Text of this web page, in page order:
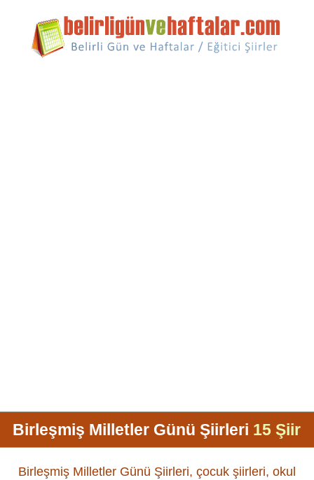
Birleşmiş Milletler Günü Şiirleri 15 Şiir
Birleşmiş Milletler Günü Şiirleri, çocuk şiirleri, okul